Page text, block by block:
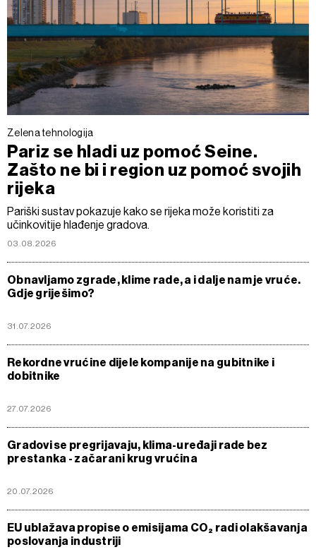
Zelena tehnologija
Pariz se hladi uz pomoć Seine.
Zašto ne bi i region uz pomoć svojih
rijeka
Pariški sustav pokazuje kako se rijeka može koristiti za
učinkovitije hlađenje gradova.
03.08.2026
Obnavljamo zgrade, klime rade, a i dalje nam je vruće.
Gdje griješimo?
31.07.2026
Rekordne vrućine dijele kompanije na gubitnike i
dobitnike
27.07.2026
Gradovi se pregrijavaju, klima-uređaji rade bez
prestanka - začarani krug vrućina
20.07.2026
EU ublažava propise o emisijama CO₂ radi olakšavanja
poslovanja industriji